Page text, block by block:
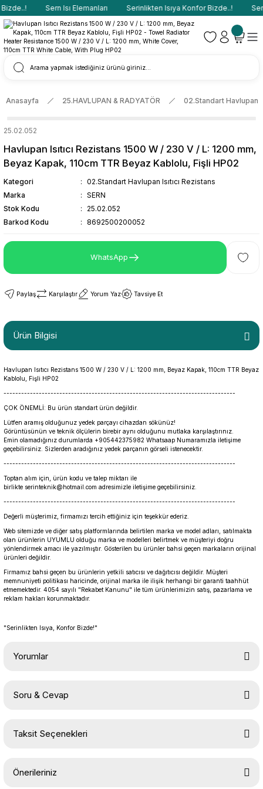
Sern Isı Elemanları Serinlikten Isıya Konfor Bizde..!
Anasayfa 25.HAVLUPAN & RADYATÖR 02.Standart Havlupan
25.02.052
Havlupan Isıtıcı Rezistans 1500 W / 230 V / L: 1200 mm,
Beyaz Kapak, 110cm TTR Beyaz Kablolu, Fişli HP02
Kategori
02.Standart Havlupan Isıtıcı Rezistans
Marka
SERN
Stok Kodu
25.02.052
Barkod Kodu
8692500200052
WhatsApp
Paylaş Karşılaştır Yorum Yaz Tavsiye Et
Ürün Bilgisi
Havlupan Isıtıcı Rezistans 1500 W / 230 V / L: 1200 mm, Beyaz Kapak, 110cm TTR Beyaz
Kablolu, Fişli HP02
-------------------------------------------------------------------------------
ÇOK ÖNEMLİ: Bu ürün standart ürün değildir.
Lütfen aramış olduğunuz yedek parçayı cihazdan sökünüz!
Görüntüsünün ve teknik ölçülerin birebir aynı olduğunu mutlaka karşılaştırınız.
Emin olamadığınız durumlarda +905442375982 Whatsaap Numaramızla iletişime
geçebilirsiniz. Sizlerden aradığınız yedek parçanın görseli istenecektir.
-------------------------------------------------------------------------------
Toptan alım için, ürün kodu ve talep miktarı ile
birlikte serinteknik@hotmail.com adresimizle iletişime geçebilirsiniz.
-------------------------------------------------------------------------------
Değerli müşterimiz, firmamızı tercih ettiğiniz için teşekkür ederiz.
Web sitemizde ve diğer satış platformlarında belirtilen marka ve model adları, satılmakta
olan ürünlerin UYUMLU olduğu marka ve modelleri belirtmek ve müşteriyi doğru
yönlendirmek amacı ile yazılmıştır. Gösterilen bu ürünler bahsi geçen markaların orijinal
ürünleri değildir.
Firmamız bahsi geçen bu ürünlerin yetkili satıcısı ve dağıtıcısı değildir. Müşteri
memnuniyeti politikası haricinde, orijinal marka ile ilişik herhangi bir garanti taahhüt
etmemektedir. 4054 sayılı "Rekabet Kanunu" ile tüm ürünlerimizin satış, pazarlama ve
reklam hakları korunmaktadır.
"Serinlikten Isıya, Konfor Bizde!"
Yorumlar
Soru & Cevap
Taksit Seçenekleri
Önerileriniz